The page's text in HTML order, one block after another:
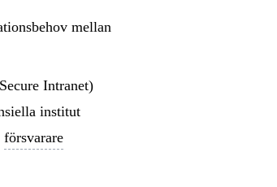
mellan
Intranet)
institut
försvarare